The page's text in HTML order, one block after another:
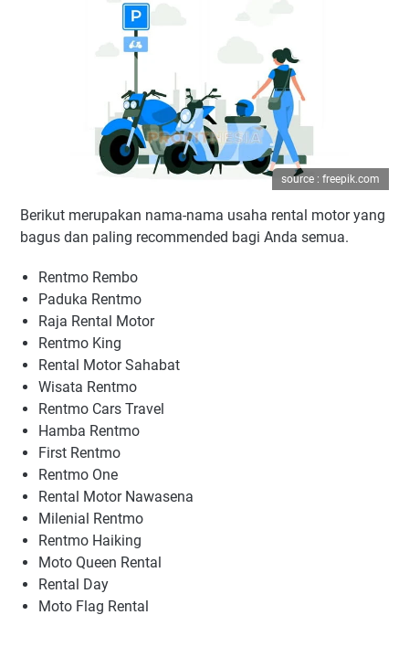
source : freepik.com
Berikut merupakan nama-nama usaha rental motor yang
bagus dan paling recommended bagi Anda semua.
Rentmo Rembo
Paduka Rentmo
Raja Rental Motor
Rentmo King
Rental Motor Sahabat
Wisata Rentmo
Rentmo Cars Travel
Hamba Rentmo
First Rentmo
Rentmo One
Rental Motor Nawasena
Milenial Rentmo
Rentmo Haiking
Moto Queen Rental
Rental Day
Moto Flag Rental